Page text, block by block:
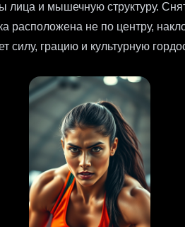
и мышечную структуру.
расположена не по центру,
грацию и культурную